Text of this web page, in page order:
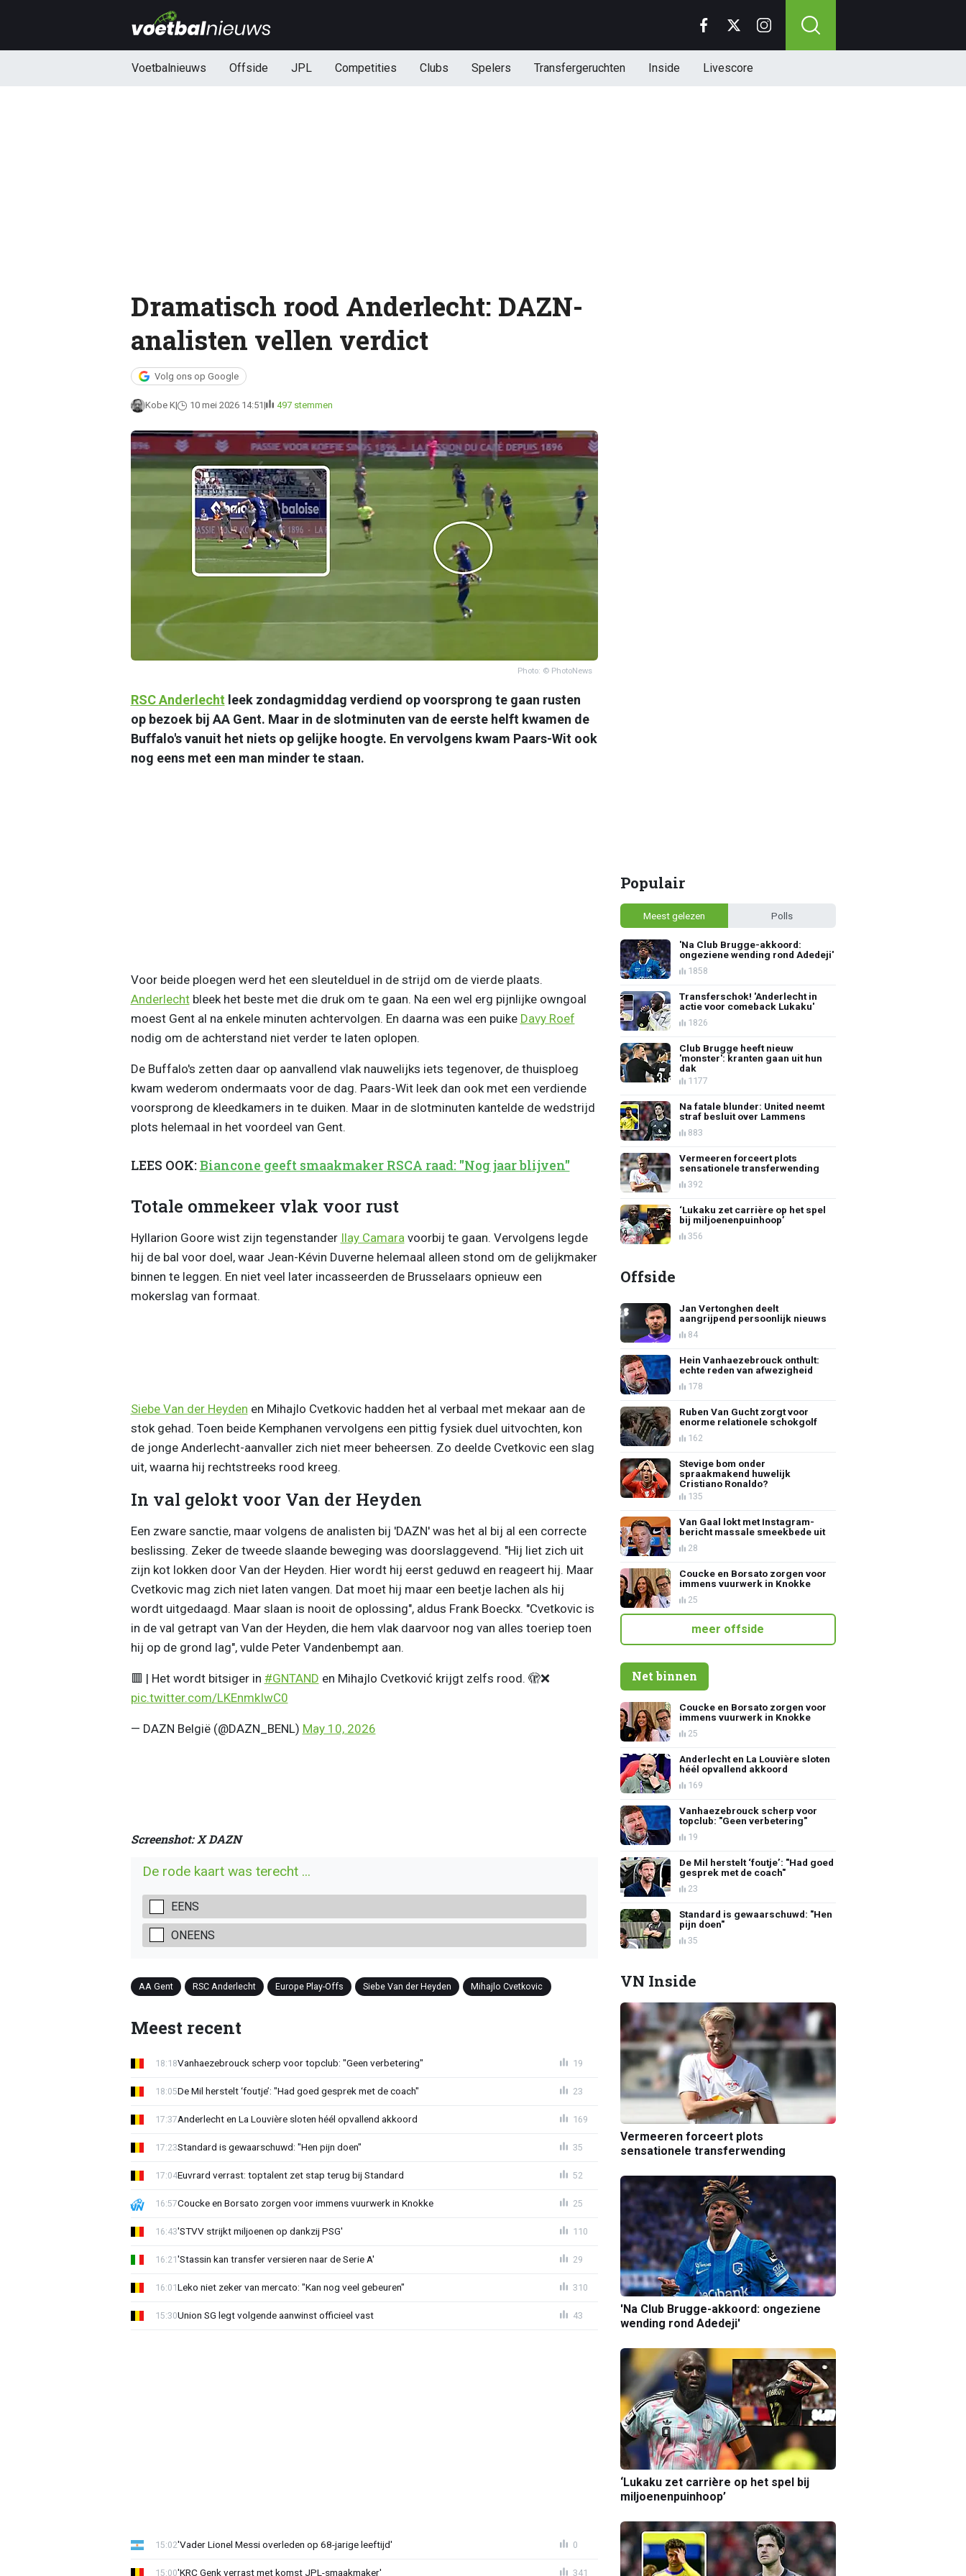
Voetbalnieuws Offside JPL Competities Clubs Spelers Transfergeruchten Inside Livescore
Dramatisch rood Anderlecht: DAZN-
analisten vellen verdict
Volg ons op Google
Kobe K 10 mei 2026 14:51 497 stemmen
Photo: © PhotoNews
RSCAnderlecht leek zondagmiddag verdiend op voorsprong te gaan rusten
op bezoek bij AA Gent. Maar in de slotminuten van de eerste helft kwamen de
Buffalo's vanuit het niets op gelijke hoogte. En vervolgens kwam Paars-Wit ook
nog eens met een man minder te staan.
Voor beide ploegen werd het een sleutelduel in de strijd om de vierde plaats.
Anderlechtbleek het beste met die druk om te gaan. Na een wel erg pijnlijke owngoal
moest Gent al na enkele minuten achtervolgen. En daarna was een puike Davy Roef
nodig om de achterstand niet verder te laten oplopen.
De Buffalo's zetten daar op aanvallend vlak nauwelijks iets tegenover, de thuisploeg
kwam wederom ondermaats voor de dag. Paars-Wit leek dan ook met een verdiende
voorsprong de kleedkamers in te duiken. Maar in de slotminuten kantelde de wedstrijd
plots helemaal in het voordeel van Gent.
LEES OOK:Biancone geeft smaakmaker RSCA raad: "Nog jaar blijven"
Totale ommekeer vlak voor rust
Hyllarion Goore wist zijn tegenstander Ilay Camara voorbij te gaan. Vervolgens legde
hij de bal voor doel, waar Jean-Kévin Duverne helemaal alleen stond om de gelijkmaker
binnen te leggen. En niet veel later incasseerden de Brusselaars opnieuw een
mokerslag van formaat.
Siebe Van der Heyden en Mihajlo Cvetkovic hadden het al verbaal met mekaar aan de
stok gehad. Toen beide Kemphanen vervolgens een pittig fysiek duel uitvochten, kon
de jonge Anderlecht-aanvaller zich niet meer beheersen. Zo deelde Cvetkovic een slag
uit, waarna hij rechtstreeks rood kreeg.
In val gelokt voor Van der Heyden
Een zware sanctie, maar volgens de analisten bij 'DAZN' was het al bij al een correcte
beslissing. Zeker de tweede slaande beweging was doorslaggevend. "Hij liet zich uit
zijn kot lokken door Van der Heyden. Hier wordt hij eerst geduwd en reageert hij. Maar
Cvetkovic mag zich niet laten vangen. Dat moet hij maar een beetje lachen als hij
wordt uitgedaagd. Maar slaan is nooit de oplossing", aldus Frank Boeckx. "Cvetkovic is
in de val getrapt van Van der Heyden, die hem vlak daarvoor nog van alles toeriep toen
hij op de grond lag", vulde Peter Vandenbempt aan.
🟥 | Het wordt bitsiger in #GNTAND en Mihajlo Cvetković krijgt zelfs rood. 🫣❌
pic.twitter.com/LKEnmkIwC0
— DAZN België (@DAZN_BENL) May 10, 2026
Screenshot: X DAZN
De rode kaart was terecht ...
EENS
ONEENS
AA Gent RSC Anderlecht Europe Play-Offs Siebe Van der Heyden Mihajlo Cvetkovic
Meest recent
Vanhaezebrouck scherp voor topclub: "Geen verbetering"
18:18 19
De Mil herstelt ‘foutje’: "Had goed gesprek met de coach"
18:05 23
Anderlecht en La Louvière sloten héél opvallend akkoord
17:37 169
Standard is gewaarschuwd: "Hen pijn doen"
17:23 35
Euvrard verrast: toptalent zet stap terug bij Standard
17:04 52
Coucke en Borsato zorgen voor immens vuurwerk in Knokke
16:57 25
'STVV strijkt miljoenen op dankzij PSG'
16:43 110
'Stassin kan transfer versieren naar de Serie A'
16:21 29
Leko niet zeker van mercato: "Kan nog veel gebeuren"
16:01 310
Union SG legt volgende aanwinst officieel vast
15:30 43
'Vader Lionel Messi overleden op 68-jarige leeftijd'
15:02 0
'KRC Genk verrast met komst JPL-smaakmaker'
15:00 341
Populair
Meest gelezen Polls
'Na Club Brugge-akkoord:
ongeziene wending rond Adedeji'
1858
Transferschok! 'Anderlecht in
actie voor comeback Lukaku'
1826
Club Brugge heeft nieuw
'monster': kranten gaan uit hun
dak
1177
Na fatale blunder: United neemt
straf besluit over Lammens
883
Vermeeren forceert plots
sensationele transferwending
392
‘Lukaku zet carrière op het spel
bij miljoenenpuinhoop’
356
Offside
Jan Vertonghen deelt
aangrijpend persoonlijk nieuws
84
Hein Vanhaezebrouck onthult:
echte reden van afwezigheid
178
Ruben Van Gucht zorgt voor
enorme relationele schokgolf
162
Stevige bom onder
spraakmakend huwelijk
Cristiano Ronaldo?
135
Van Gaal lokt met Instagram-
bericht massale smeekbede uit
28
Coucke en Borsato zorgen voor
immens vuurwerk in Knokke
25
meer offside
Net binnen
Coucke en Borsato zorgen voor
immens vuurwerk in Knokke
25
Anderlecht en La Louvière sloten
héél opvallend akkoord
169
Vanhaezebrouck scherp voor
topclub: "Geen verbetering"
19
De Mil herstelt ‘foutje’: "Had goed
gesprek met de coach"
23
Standard is gewaarschuwd: "Hen
pijn doen"
35
VN Inside
Vermeeren forceert plots
sensationele transferwending
'Na Club Brugge-akkoord: ongeziene
wending rond Adedeji'
‘Lukaku zet carrière op het spel bij
miljoenenpuinhoop’